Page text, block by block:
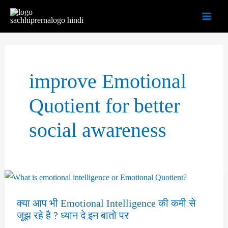
Skip
improve Emotional
Quotient for better
social awareness
क्या आप भी Emotional Intelligence की कमी से
जूझ रहे है ? ध्यान दे इन बातो पर